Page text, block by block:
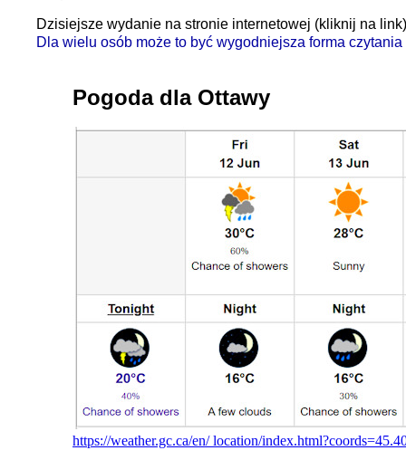
Dzisiejsze wydanie na stronie internetowej (kliknij na
Dla wielu osób może to być wygodniejsza forma
Pogoda dla Ottawy
https://weather.gc.ca/en/ location/